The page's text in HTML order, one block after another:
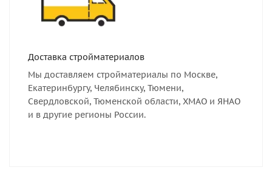
Доставка стройматериалов
Мы доставляем стройматериалы по Москве,
Екатеринбургу, Челябинску, Тюмени,
Свердловской, Тюменской области, ХМАО и ЯНАО
и в другие регионы России.